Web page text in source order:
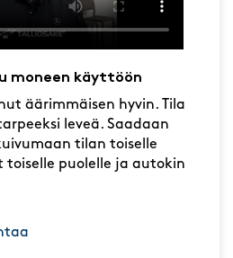
moneen käyttöön
äärimmäisen hyvin. Tila
leveä. Saadaan
tilan toiselle
toiselle puolelle ja autokin